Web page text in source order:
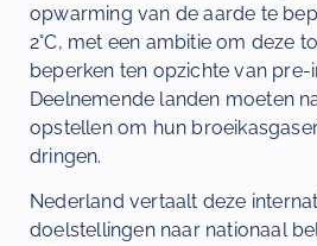
opwarming van de aarde te
2°C, met een ambitie om deze
beperken ten opzichte van pre-
Deelnemende landen moeten
opstellen om hun
dringen.
Nederland vertaalt deze
doelstellingen naar nationaal